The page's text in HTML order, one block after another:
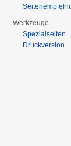
Werkzeuge
Spezialseiten
Druckversion